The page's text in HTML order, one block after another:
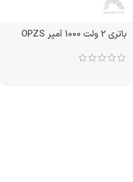
باتری 2 ولت 1000 آمپر OPZS